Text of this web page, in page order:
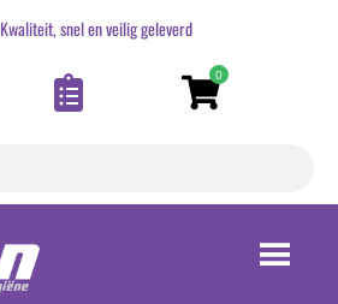
Kwaliteit, snel en veilig geleverd
0